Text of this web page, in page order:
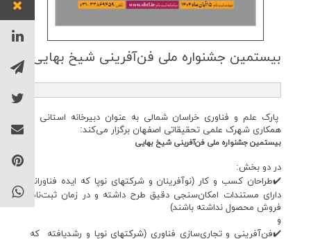
بیستمین جشنواره ملی فن‌آفرینی شیخ بهایی
پارک علم و فناوری خراسان شمالی به عنوان دبیرخانه استانی با
همکاری شهرک علمی تحقیقاتی اصفهان برگزار می‌کند:
بیستمین جشنواره ملی فن‌آفرینی شیخ بهایی
در دو بخش:
✔️طراحان کسب و کار (نوآفرینان و شرکتهای نوپا که ایده فناورانه
دارای مستندات امکان‌سنجی دقیق طرح داشته و در زمان ثبت‌نام
فروش محصول نداشته باشند)
و
✔️فن‌آفرینی و تجاری‌سازی فناوری (شرکتهای نوپا و رشدیافته که